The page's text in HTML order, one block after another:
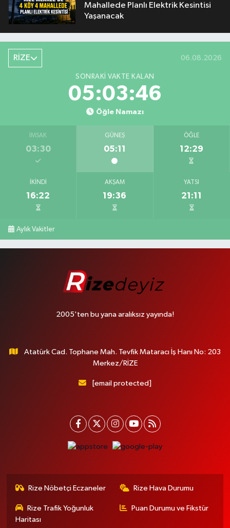
Mahallede Planlı Elektrik Kesintisi
Yaşanacak
RİZE 06.08.2026
SONRAKI VAKTE KALAN
05:03:46
Öğle Namazı
İMSAK
03:30
GÜNEŞ
05:11
ÖĞLE
12:29
İKINDI
16:22
AKŞAM
19:36
YATSI
21:11
Aylık Vakitler
2005'ten bu yana aralıksız yayında!
Atatürk Cad. Tophane Mah. Tevfik Mataracı İş Hanı No: 203
Merkez/RİZE
[email protected]
Rize Nöbetçi Eczaneler Rize Hava Durumu
Rize Trafik Yoğunluk
Haritası
Puan Durumu ve Fikstür